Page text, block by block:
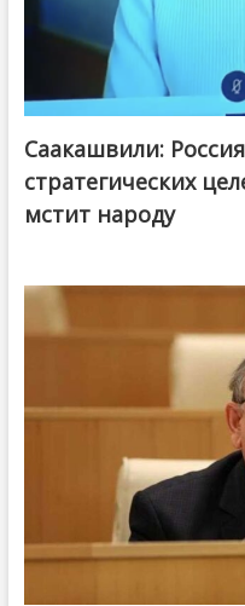
Саакашвили:
стратегических
мстит народу